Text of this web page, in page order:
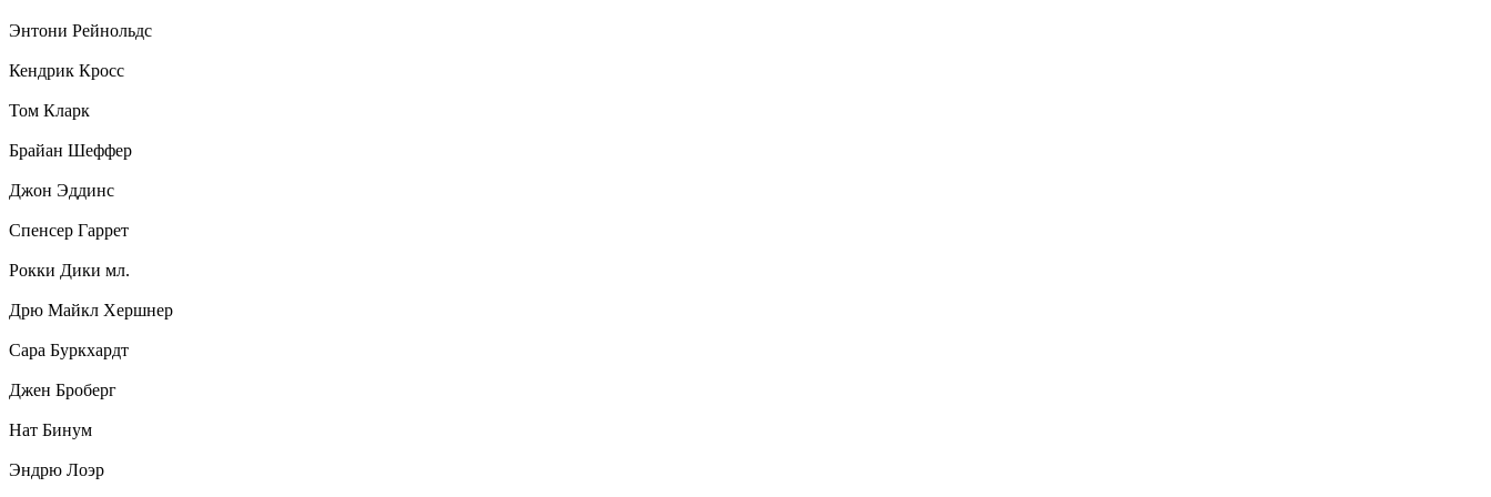
Энтони Рейнольдс
Кендрик Кросс
Том Кларк
Брайан Шеффер
Джон Эддинс
Спенсер Гаррет
Рокки Дики мл.
Дрю Майкл Хершнер
Сара Буркхардт
Джен Броберг
Нат Бинум
Эндрю Лоэр